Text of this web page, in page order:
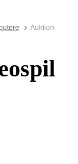
Auktion